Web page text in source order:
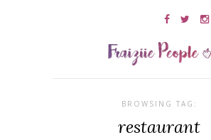
BROWSING TAG:
restaurant